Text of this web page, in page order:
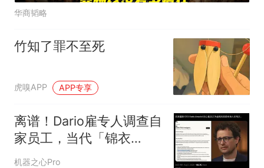
华商韬略
竹知了罪不至死
虎嗅APP APP专享
离谱！Dario雇专人调查自
家员工，当代「锦衣
卫」？
机器之心Pro